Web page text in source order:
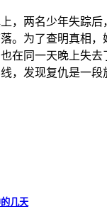
，两名少年失踪后
。为了查明真相，
在同一天晚上失去
，发现复仇是一段
几天